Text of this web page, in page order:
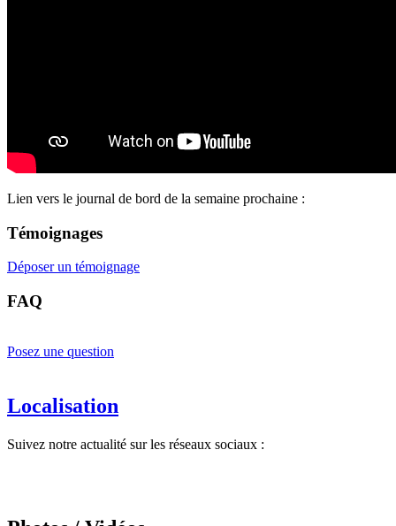
Lien vers le journal de bord de la semaine prochaine :
Témoignages
Déposer un témoignage
FAQ
Posez une question
Localisation
Suivez notre actualité sur les réseaux sociaux :